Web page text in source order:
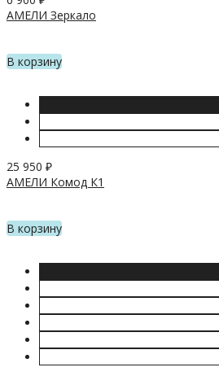
АМЕЛИ Зеркало
В корзину
25 950 ₽
АМЕЛИ Комод К1
В корзину